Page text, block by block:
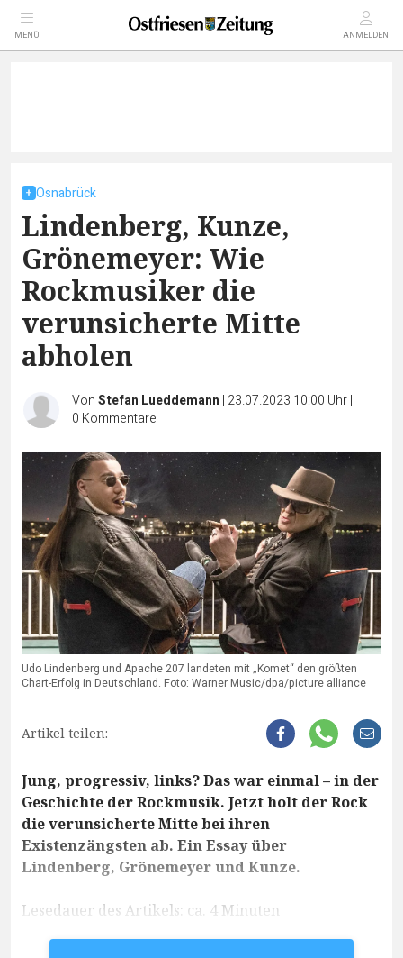
MENÜ ANMELDEN
Osnabrück
Lindenberg, Kunze,
Grönemeyer: Wie
Rockmusiker die
verunsicherte Mitte
abholen
VonStefan Lueddemann | 23.07.2023 10:00 Uhr|
0 Kommentare
Udo Lindenberg und Apache 207 landeten mit „Komet“ den größten
Chart-Erfolg in Deutschland. Foto: Warner Music/dpa/picture alliance
Artikel teilen:
Jung, progressiv, links? Das war einmal – in der
Geschichte der Rockmusik. Jetzt holt der Rock
die verunsicherte Mitte bei ihren
Existenzängsten ab. Ein Essay über
Lindenberg, Grönemeyer und Kunze.
Lesedauer des Artikels: ca. 4 Minuten